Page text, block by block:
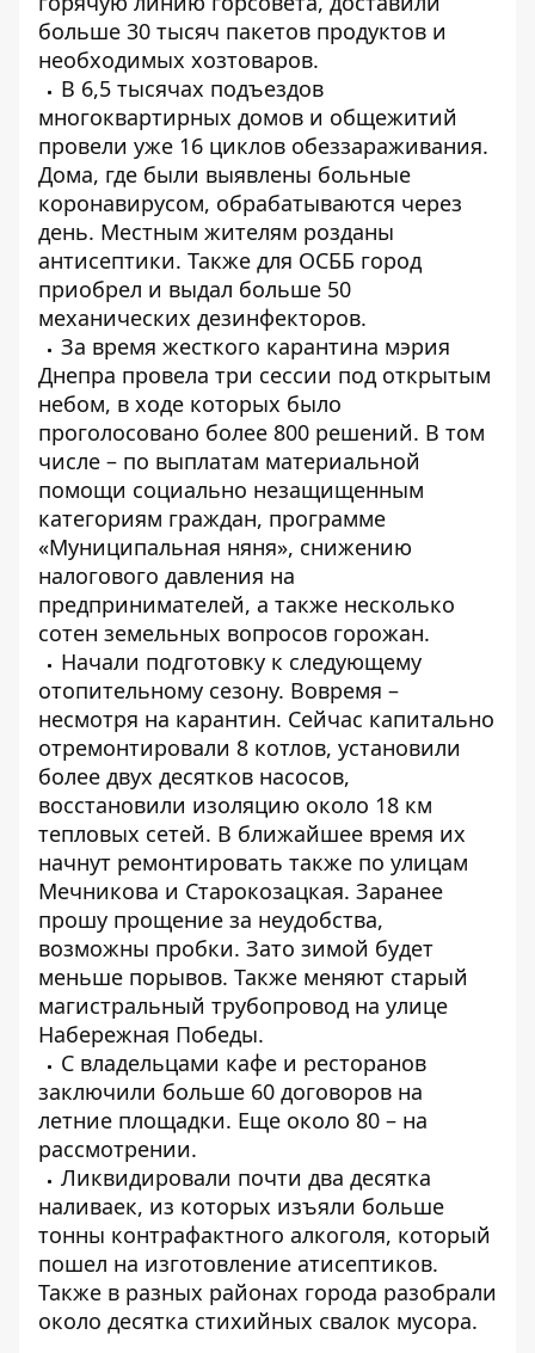
больше 30 тысяч пакетов продуктов и
необходимых хозтоваров.
В 6,5 тысячах подъездов
многоквартирных домов и общежитий
провели уже 16 циклов обеззараживания.
Дома, где были выявлены больные
коронавирусом, обрабатываются через
день. Местным жителям розданы
антисептики. Также для ОСББ город
приобрел и выдал больше 50
механических дезинфекторов.
За время жесткого карантина мэрия
Днепра провела три сессии под открытым
небом, в ходе которых было
проголосовано более 800 решений. В том
числе – по выплатам материальной
помощи социально незащищенным
категориям граждан, программе
«Муниципальная няня», снижению
налогового давления на
предпринимателей, а также несколько
сотен земельных вопросов горожан.
Начали подготовку к следующему
отопительному сезону. Вовремя –
несмотря на карантин. Сейчас капитально
отремонтировали 8 котлов, установили
более двух десятков насосов,
восстановили изоляцию около 18 км
тепловых сетей. В ближайшее время их
начнут ремонтировать также по улицам
Мечникова и Старокозацкая. Заранее
прошу прощение за неудобства,
возможны пробки. Зато зимой будет
меньше порывов. Также меняют старый
магистральный трубопровод на улице
Набережная Победы.
С владельцами кафе и ресторанов
заключили больше 60 договоров на
летние площадки. Еще около 80 – на
рассмотрении.
Ликвидировали почти два десятка
наливаек, из которых изъяли больше
тонны контрафактного алкоголя, который
пошел на изготовление атисептиков.
Также в разных районах города разобрали
около десятка стихийных свалок мусора.